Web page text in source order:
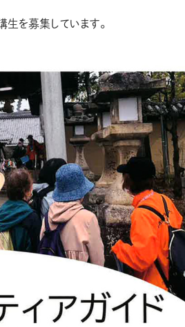
生を募集しています。